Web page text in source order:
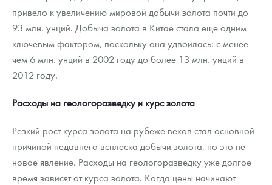
привело к увеличению мировой добычи золота почти до
93 млн. унций. Добыча золота в Китае стала еще одним
ключевым фактором, поскольку она удвоилась: с менее
чем 6 млн. унций в 2002 году до более 13 млн. унций в
2012 году.
Расходы на геологоразведку и курс золота
Резкий рост курса золота на рубеже веков стал основной
причиной недавнего всплеска добычи золота, но это не
новое явление. Расходы на геологоразведку уже долгое
время зависят от курса золота. Когда цены начинают